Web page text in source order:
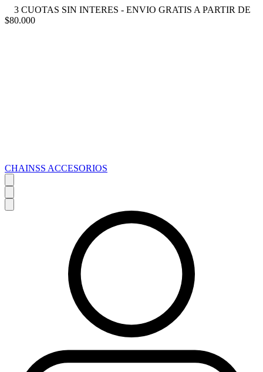
3 CUOTAS SIN INTERES - ENVIO GRATIS A PARTIR DE
$80.000
CHAINSS ACCESORIOS